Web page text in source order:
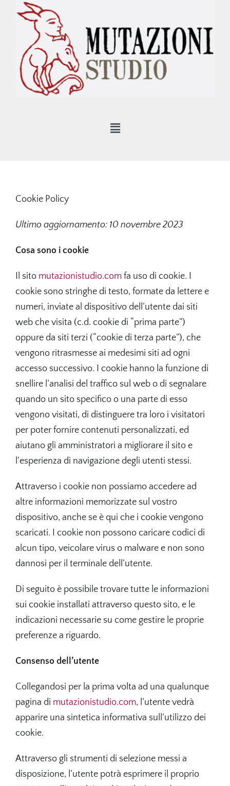
contenuto
Toggle
Arte– Art
Mostre –Exhibitions
Spettacolo – Entertainment
Corsi –Courses
Video – Videos
Contatti –Contact
Cookie Policy
Ultimo aggiornamento: 10 novembre 2023
Cosa sono i cookie
Il sito mutazionistudio.com fa uso di cookie. I
cookie sono stringhe di testo, formate da lettere e
numeri, inviate al dispositivo dell’utente dai siti
web che visita (c.d. cookie di “prima parte”)
oppure da siti terzi (“cookie di terza parte”), che
vengono ritrasmesse ai medesimi siti ad ogni
accesso successivo. I cookie hanno la funzione di
snellire l’analisi del traffico sul web o di segnalare
quando un sito specifico o una parte di esso
vengono visitati, di distinguere tra loro i visitatori
per poter fornire contenuti personalizzati, ed
aiutano gli amministratori a migliorare il sito e
l’esperienza di navigazione degli utenti stessi.
Attraverso i cookie non possiamo accedere ad
altre informazioni memorizzate sul vostro
dispositivo, anche se è qui che i cookie vengono
scaricati. I cookie non possono caricare codici di
alcun tipo, veicolare virus o malware e non sono
dannosi per il terminale dell’utente.
Di seguito è possibile trovare tutte le informazioni
sui cookie installati attraverso questo sito, e le
indicazioni necessarie su come gestire le proprie
preferenze a riguardo.
Consenso dell’utente
Collegandosi per la prima volta ad una qualunque
pagina di mutazionistudio.com, l’utente vedrà
apparire una sintetica informativa sull’utilizzo dei
cookie.
Attraverso gli strumenti di selezione messi a
disposizione, l’utente potrà esprimere il proprio